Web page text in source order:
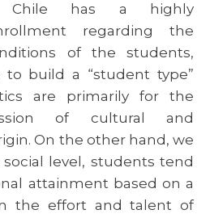
Chile has a highly
regarding the
of the students,
build a “student type”
are primarily for the
of cultural and
On the other hand, we
level, students tend
attainment based on a
the effort and talent of